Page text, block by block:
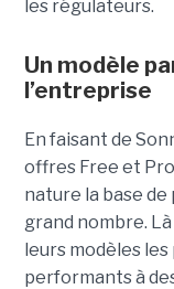
les régulateurs.
Un modèle
l’entreprise
En faisant de
offres Free et
nature la base
grand nombre.
leurs modèles
performants à